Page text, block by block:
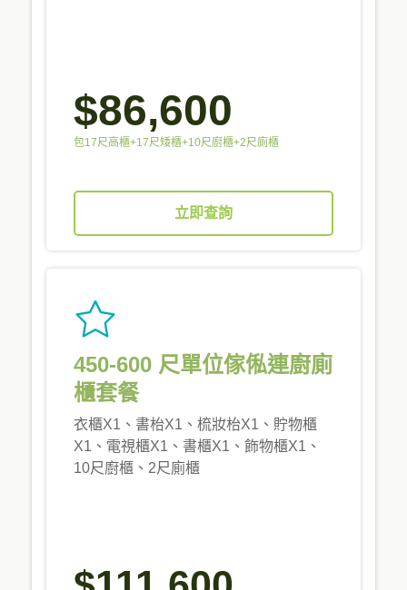
$86,600
包17尺高櫃+17尺矮櫃+10尺廚櫃+2尺廁櫃
立即查詢
450-600 尺單位傢俬連廚廁
櫃套餐
衣櫃X1、書枱X1、梳妝枱X1、貯物櫃
X1、電視櫃X1、書櫃X1、飾物櫃X1、
10尺廚櫃、2尺廁櫃